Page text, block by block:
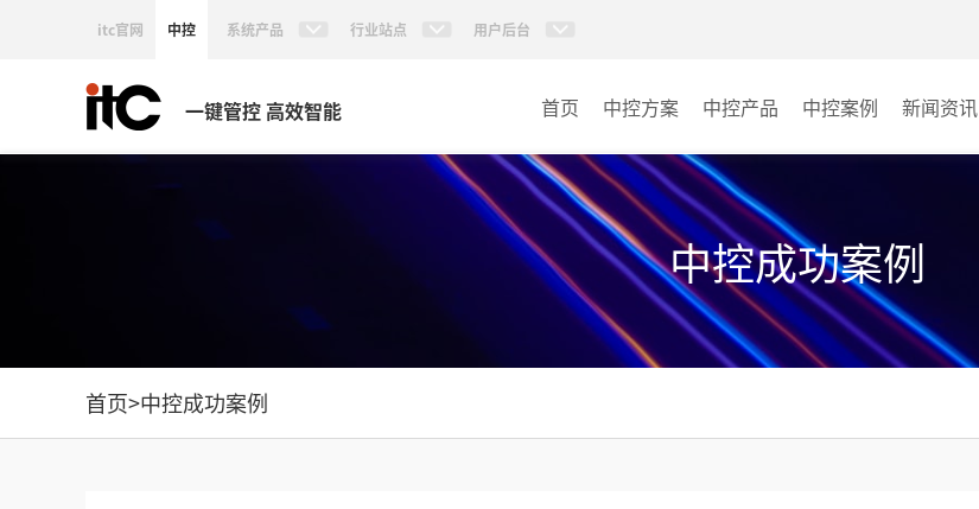
itc官网 中控 系统产品 行业站点 用户后台
一键管控 高效智能 首页 中控方案 中控产品
MINICC云会控
AI智慧物联中控系统
AI智慧云控教室系统
中控案例
云控教室
其它
新闻资讯
中控成功案例
首页>中控成功案例